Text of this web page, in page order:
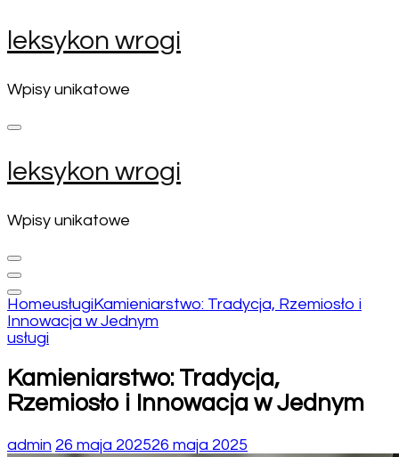
Skip
to
(Press
Enter)
leksykon wrogi
Wpisy unikatowe
leksykon wrogi
Wpisy unikatowe
HomeusługiKamieniarstwo: Tradycja, Rzemiosło i
Innowacja w Jednym
usługi
Kamieniarstwo: Tradycja,
Rzemiosło i Innowacja w Jednym
admin 26 maja 202526 maja 2025